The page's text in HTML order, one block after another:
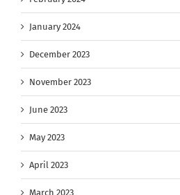
January 2024
December 2023
November 2023
June 2023
May 2023
April 2023
March 2023